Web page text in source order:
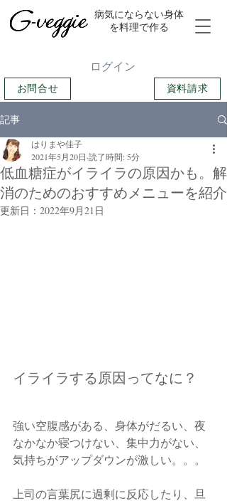
​病気にならない身体
を料理で作る
お問合せ
ログイン
資料請求
記事
低血糖症がイライラの原因かも。解
消のためのおすすめメニューを紹介
はりまや佳子
2021年5月20日 読了時間: 5分
更新日： 2022年9月21日
イライラする原因ってなに？
強い空腹感がある、身体がだるい、夜
なかなか寝つけない、集中力がない、
気持ちがアップダウンが激しい。。。
上司の言葉尻に過剰に反応したり、旦